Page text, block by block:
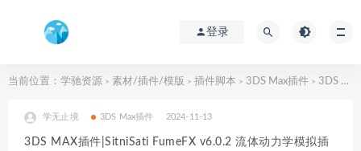
登录
当前位置： 学驰资源 > 素材/插件/模版 > 插件脚本 > 3DS Max插件 > 3DS MAX插件|SitniSati FumeFX v6.0.2 流体动力学模拟插件
学无止境 3DS Max插件 2024-11-13
3DS MAX插件|SitniSati FumeFX v6.0.2 流体动力学模拟插